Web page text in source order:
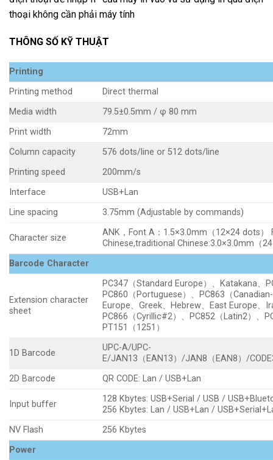
thoại không cần phải máy tính
THÔNG SỐ KỸ THUẬT
Printing
Printing method
Direct thermal
Media width
79.5±0.5mm / φ 80 mm
Print width
72mm
Column capacity
576 dots/line or 512 dots/line
Printing speed
200mm/s
Interface
USB+Lan
Line spacing
3.75mm (Adjustable by commands)
Character size
ANK，Font A：1.5×3.0mm（12×24 dots
Chinese,traditional Chinese:3.0×3.0mm（
Barcode Character
Extension character
sheet
PC347（Standard Europe）、Katakana、
PC860（Portuguese）、PC863（
Europe、Greek、Hebrew、East Europe、
PC866（Cyrillic#2）、PC852（Latin2）、
PT151（1251）
1D Barcode
UPC-A/UPC-
E/JAN13（EAN13）/JAN8（EAN8）/
2D Barcode
QR CODE: Lan / USB+Lan
Input buffer
128 Kbytes: USB+Serial / USB /
256 Kbytes: Lan / USB+Lan /
NV Flash
256 Kbytes
Power